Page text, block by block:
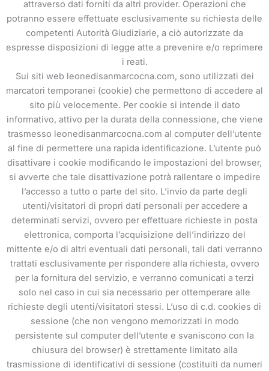
attraverso dati forniti da altri provider. Operazioni che
potranno essere effettuate esclusivamente su richiesta delle
competenti Autorità Giudiziarie, a ciò autorizzate da
espresse disposizioni di legge atte a prevenire e/o reprimere
i reati.
Sui siti web leonedisanmarcocna.com, sono utilizzati dei
marcatori temporanei (cookie) che permettono di accedere al
sito più velocemente. Per cookie si intende il dato
informativo, attivo per la durata della connessione, che viene
trasmesso leonedisanmarcocna.com al computer dell’utente
al fine di permettere una rapida identificazione. L’utente può
disattivare i cookie modificando le impostazioni del browser,
si avverte che tale disattivazione potrà rallentare o impedire
l’accesso a tutto o parte del sito. L’invio da parte degli
utenti/visitatori di propri dati personali per accedere a
determinati servizi, ovvero per effettuare richieste in posta
elettronica, comporta l’acquisizione dell’indirizzo del
mittente e/o di altri eventuali dati personali, tali dati verranno
trattati esclusivamente per rispondere alla richiesta, ovvero
per la fornitura del servizio, e verranno comunicati a terzi
solo nel caso in cui sia necessario per ottemperare alle
richieste degli utenti/visitatori stessi. L’uso di c.d. cookies di
sessione (che non vengono memorizzati in modo
persistente sul computer dell’utente e svaniscono con la
chiusura del browser) è strettamente limitato alla
trasmissione di identificativi di sessione (costituiti da numeri